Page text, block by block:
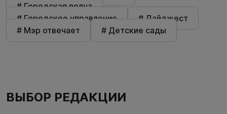
# Городская волна
# Городское управление
# Дайджест
# Мэр отвечает
# Детские сады
ВЫБОР РЕДАКЦИИ